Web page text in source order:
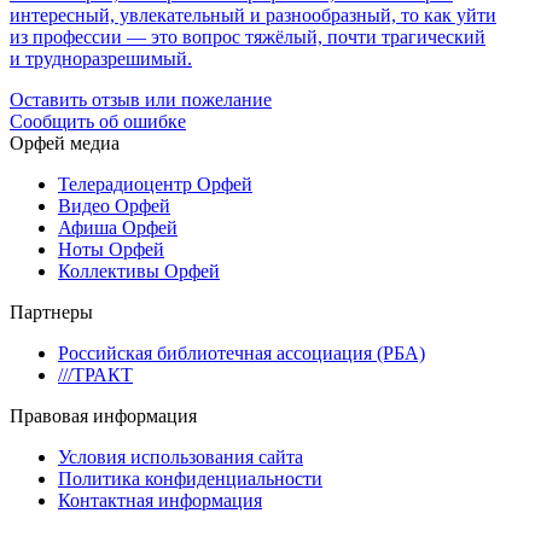
интересный, увлекательный и разнообразный, то как уйти
из профессии — это вопрос тяжёлый, почти трагический
и трудноразрешимый.
Оставить отзыв или пожелание
Сообщить об ошибке
Орфей медиа
Телерадиоцентр Орфей
Видео Орфей
Афиша Орфей
Ноты Орфей
Коллективы Орфей
Партнеры
Российская библиотечная ассоциация (РБА)
///ТРАКТ
Правовая информация
Условия использования сайта
Политика конфиденциальности
Контактная информация